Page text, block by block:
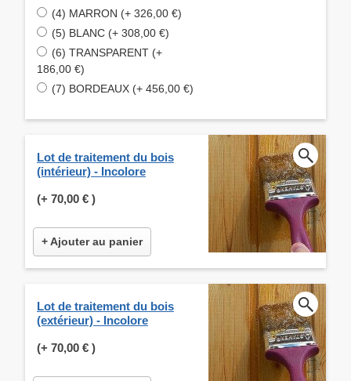
(4) MARRON (+ 326,00 €)
(5) BLANC (+ 308,00 €)
(6) TRANSPARENT (+
186,00 €)
(7) BORDEAUX (+ 456,00 €)
Lot de traitement du bois
(intérieur) - Incolore
(+ 70,00 € )
+ Ajouter au panier
Lot de traitement du bois
(extérieur) - Incolore
(+ 70,00 € )